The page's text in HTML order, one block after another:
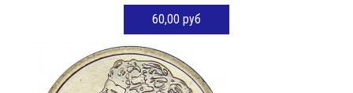
60,00 руб
КӘРҖИНГӘ ӨСТӘҮ